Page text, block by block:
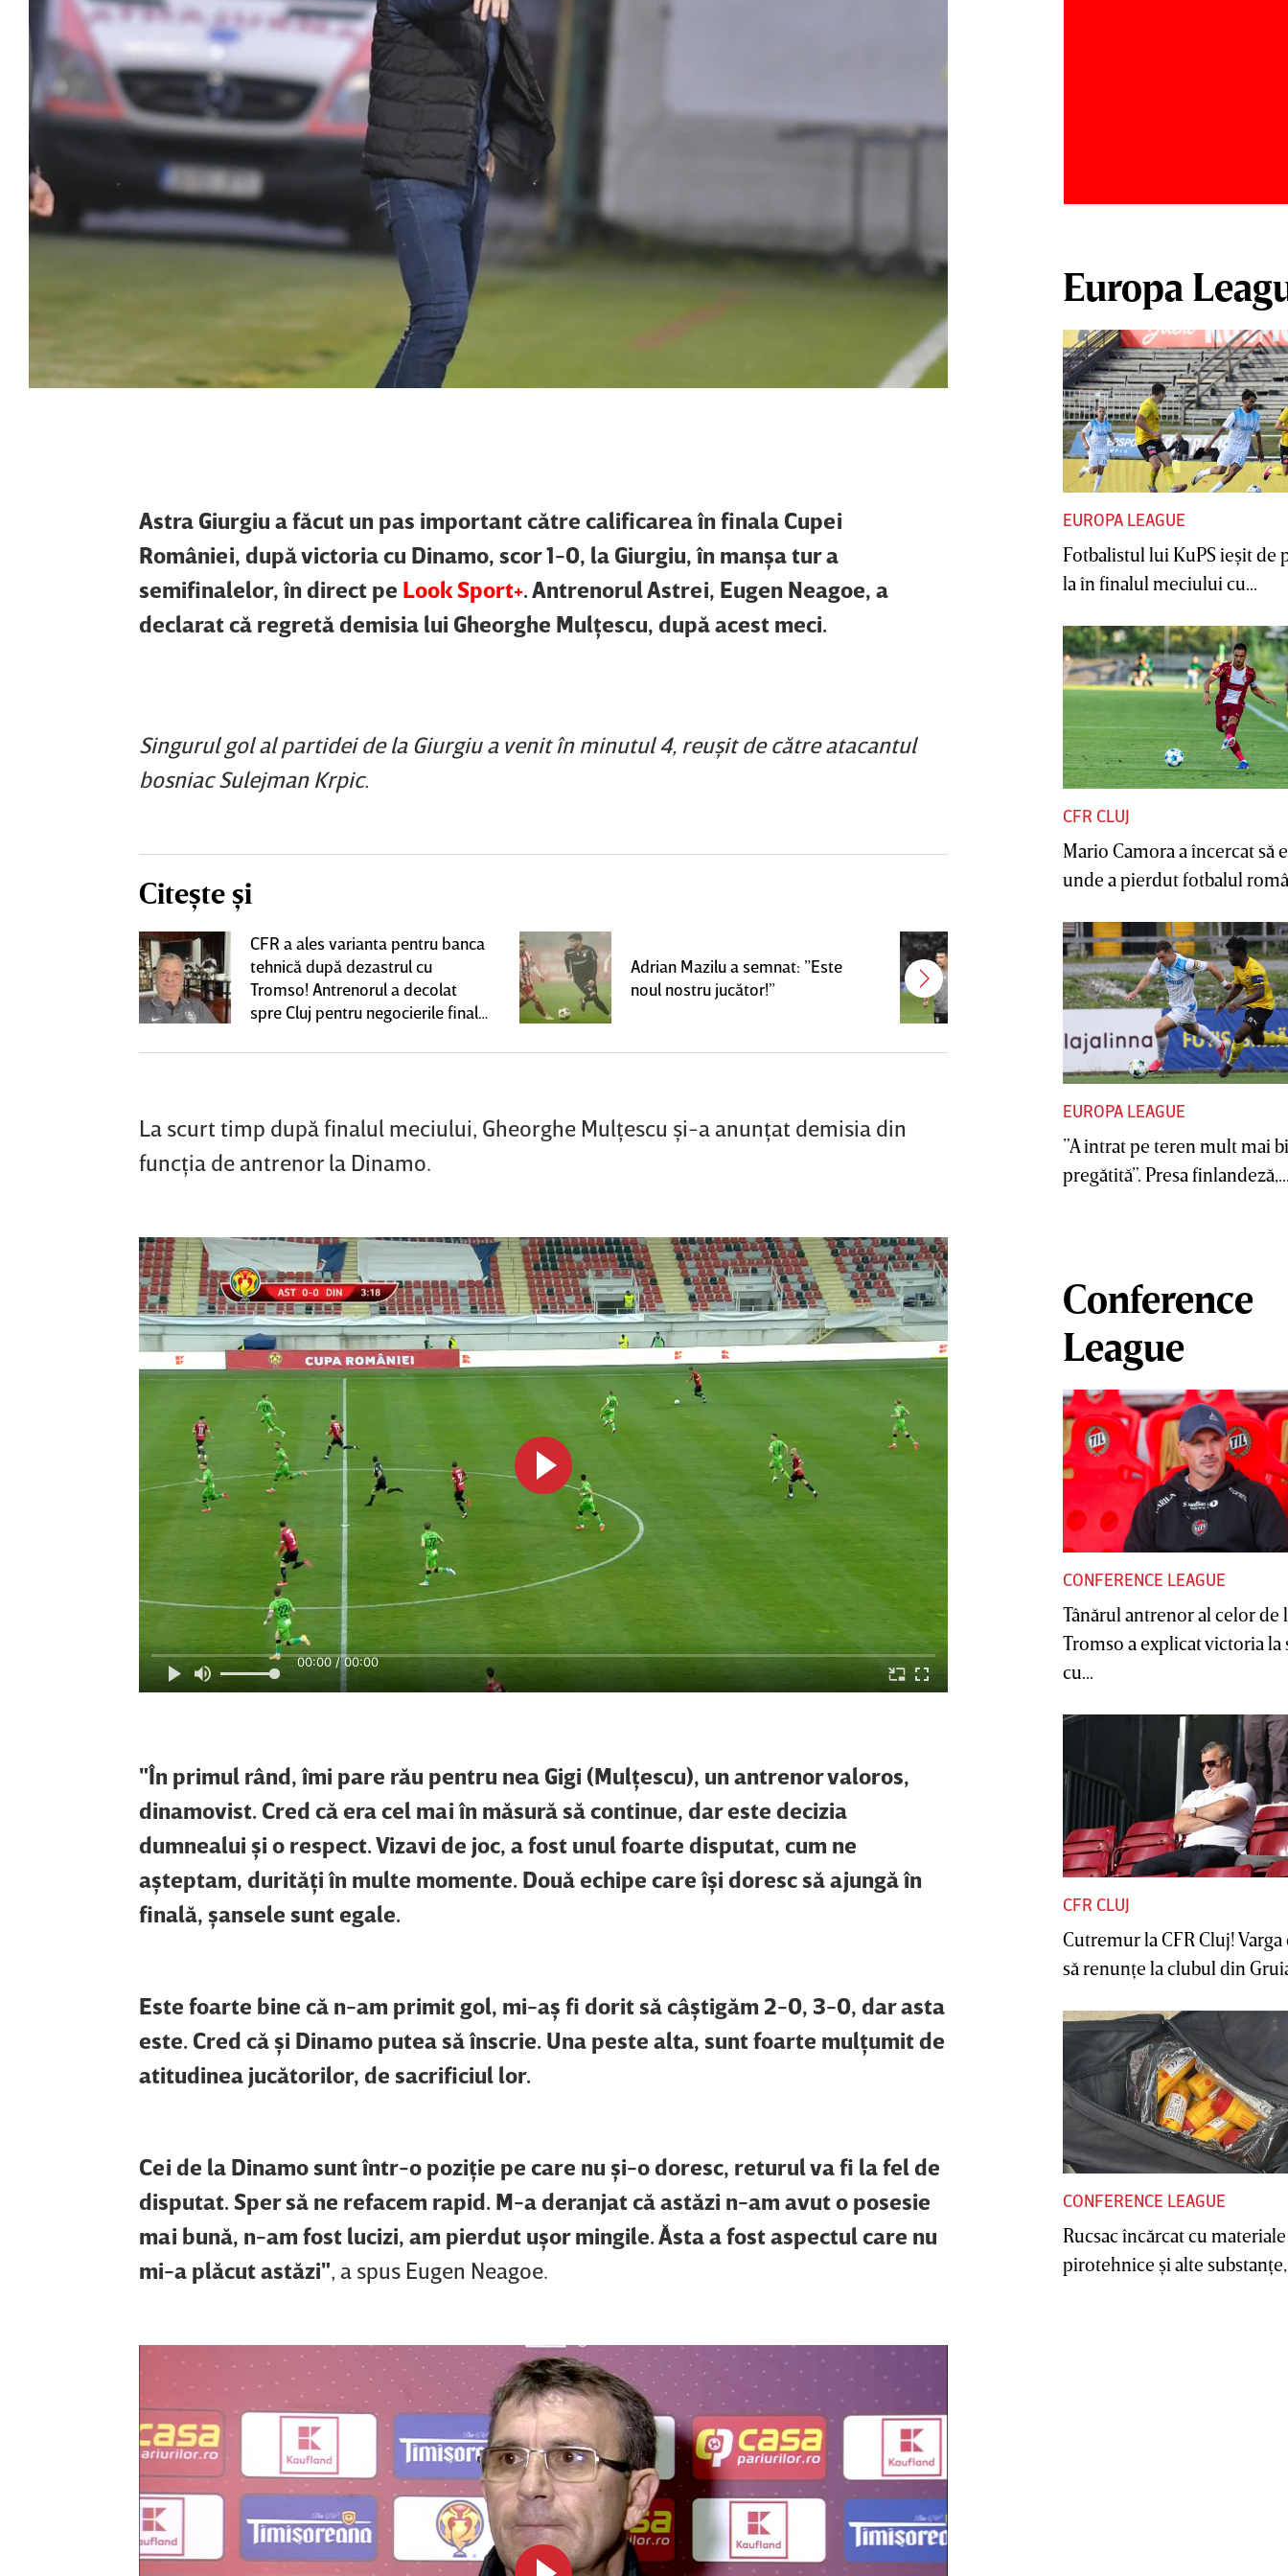
Astra Giurgiu a făcut un pas important către calificarea în finala Cupei
României, după victoria cu Dinamo, scor 1-0, la Giurgiu, în manşa tur a
semifinalelor, în direct pe Look Sport+. Antrenorul Astrei, Eugen Neagoe, a
declarat că regretă demisia lui Gheorghe Mulţescu, după acest meci.
Singurul gol al partidei de la Giurgiu a venit în minutul 4, reuşit de către atacantul
bosniac Sulejman Krpic.
Citește și
CFR a ales varianta pentru banca
tehnică după dezastrul cu
Tromso! Antrenorul a decolat
spre Cluj pentru negocierile finale
Adrian Mazilu a semnat: ”Este
noul nostru jucător!”
Antonio Folha a fost demis de la
CFR Cluj! Alţi 3 jucători sunt OUT
La scurt timp după finalul meciului, Gheorghe Mulţescu şi-a anunţat demisia din
funcţia de antrenor la Dinamo.
00:00 / 00:00
"În primul rând, îmi pare rău pentru nea Gigi (Mulţescu), un antrenor valoros,
dinamovist. Cred că era cel mai în măsură să continue, dar este decizia
dumnealui şi o respect. Vizavi de joc, a fost unul foarte disputat, cum ne
aşteptam, durităţi în multe momente. Două echipe care îşi doresc să ajungă în
finală, şansele sunt egale.
Este foarte bine că n-am primit gol, mi-aş fi dorit să câştigăm 2-0, 3-0, dar asta
este. Cred că şi Dinamo putea să înscrie. Una peste alta, sunt foarte mulţumit de
atitudinea jucătorilor, de sacrificiul lor.
Cei de la Dinamo sunt într-o poziţie pe care nu şi-o doresc, returul va fi la fel de
disputat. Sper să ne refacem rapid. M-a deranjat că astăzi n-am avut o posesie
mai bună, n-am fost lucizi, am pierdut uşor mingile. Ăsta a fost aspectul care nu
mi-a plăcut astăzi", a spus Eugen Neagoe.
Europa
EUROPA LEAGUE
Fotbalistul lui KuPS ieşit de
la în finalul meciului cu...
CFR CLUJ
Mario Camora a încercat să
unde a pierdut fotbalul
EUROPA LEAGUE
”A intrat pe teren mult mai
pregătită”. Presa
Conference
League
CONFERENCE LEAGUE
Tânărul antrenor al celor de
Tromso a explicat victoria la
cu...
CFR CLUJ
Cutremur la CFR Cluj! Varga
să renunţe la clubul din
CONFERENCE LEAGUE
Rucsac încărcat cu materiale
pirotehnice şi alte substanţe,